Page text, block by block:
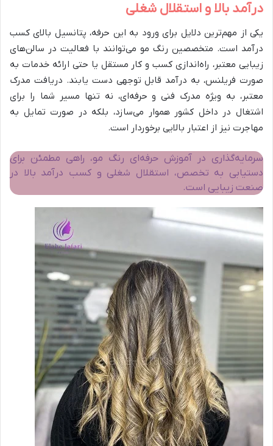
درآمد بالا و استقلال شغلی
یکی از مهم‌ترین دلایل برای ورود به این حرفه، پتانسیل بالای کسب
درآمد است. متخصصین رنگ مو می‌توانند با فعالیت در سالن‌های
زیبایی معتبر، راه‌اندازی کسب و کار مستقل یا حتی ارائه خدمات به
صورت فریلنس، به درآمد قابل توجهی دست یابند. دریافت مدرک
معتبر، به ویژه مدرک فنی و حرفه‌ای، نه تنها مسیر شما را برای
اشتغال در داخل کشور هموار می‌سازد، بلکه در صورت تمایل به
مهاجرت نیز از اعتبار بالایی برخوردار است.
سرمایه‌گذاری در آموزش حرفه‌ای رنگ مو، راهی مطمئن برای
دستیابی به تخصص، استقلال شغلی و کسب درآمد بالا در
صنعت زیبایی است.